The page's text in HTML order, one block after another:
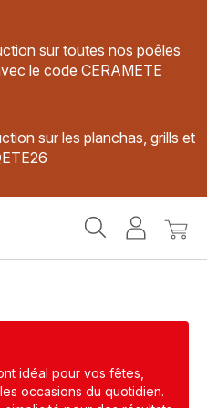
sur toutes nos poêles
le code CERAMETE
sur les planchas, grills et
MonMon
idéal pour vos fêtes,
occasions du quotidien.